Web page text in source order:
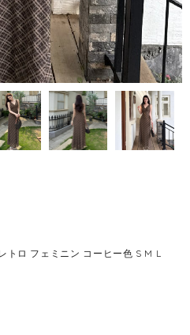
トロ フェミニン コーヒー色 S M L